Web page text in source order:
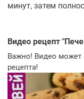
минут, затем
Видео рецепт "
Важно! Видео может
рецепта!